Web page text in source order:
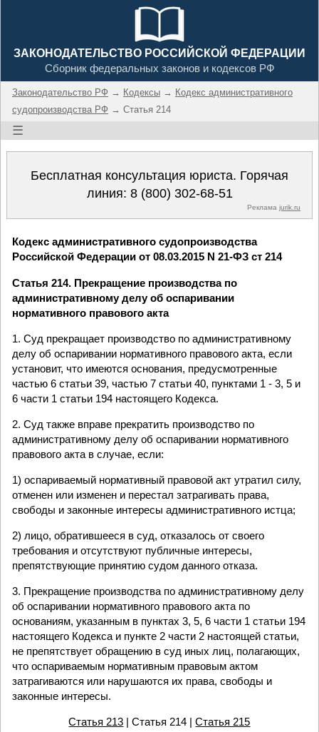
ЗАКОНОДАТЕЛЬСТВО РОССИЙСКОЙ ФЕДЕРАЦИИ
Сборник федеральных законов и кодексов РФ
Законодательство РФ → Кодексы → Кодекс административного
судопроизводства РФ → Статья 214
☰
Бесплатная консультация юриста. Горячая
линия: 8 (800) 302-68-51
Реклама jurik.ru
Кодекс административного судопроизводства
Российской Федерации от 08.03.2015 N 21-ФЗ ст 214
Статья 214. Прекращение производства по
административному делу об оспаривании
нормативного правового акта
1. Суд прекращает производство по административному
делу об оспаривании нормативного правового акта, если
установит, что имеются основания, предусмотренные
частью 6 статьи 39, частью 7 статьи 40, пунктами 1 - 3, 5 и
6 части 1 статьи 194 настоящего Кодекса.
2. Суд также вправе прекратить производство по
административному делу об оспаривании нормативного
правового акта в случае, если:
1) оспариваемый нормативный правовой акт утратил силу,
отменен или изменен и перестал затрагивать права,
свободы и законные интересы административного истца;
2) лицо, обратившееся в суд, отказалось от своего
требования и отсутствуют публичные интересы,
препятствующие принятию судом данного отказа.
3. Прекращение производства по административному делу
об оспаривании нормативного правового акта по
основаниям, указанным в пунктах 3, 5, 6 части 1 статьи 194
настоящего Кодекса и пункте 2 части 2 настоящей статьи,
не препятствует обращению в суд иных лиц, полагающих,
что оспариваемым нормативным правовым актом
затрагиваются или нарушаются их права, свободы и
законные интересы.
Статья 213 | Статья 214 |Статья 215